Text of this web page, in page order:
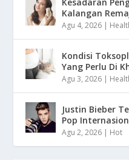
Kesadaran
Kalangan
Agu 4, 2026 |
Kondisi
Yang Perlu Di
Agu 3, 2026 |
Justin Bieber
Pop
Agu 2, 2026 | Hot